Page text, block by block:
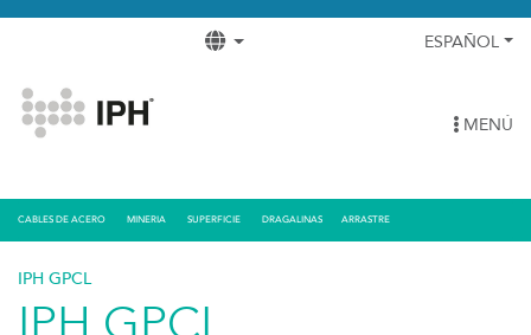
ESPAÑOL
MENÚ
CABLES DE ACERO MINERIA SUPERFICIE DRAGALINAS ARRASTRE
IPH GPCL